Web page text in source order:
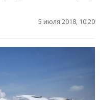
5 июля 2018, 10:20